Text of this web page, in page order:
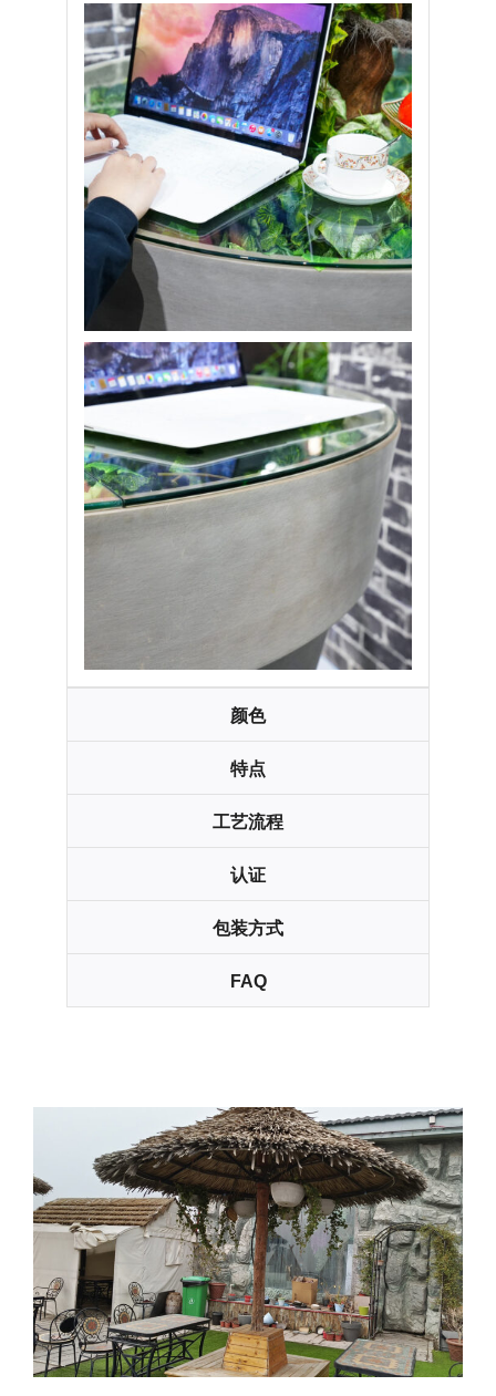
颜色
特点
工艺流程
认证
包装方式
FAQ